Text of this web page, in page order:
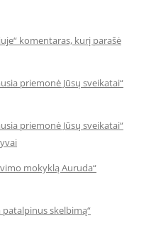
komentaras, kurį parašė
priemonė Jūsų sveikatai“
priemonė Jūsų sveikatai“
mokyklą Auruda“
skelbimą“